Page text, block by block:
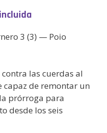
3 (3) — Poio
las cuerdas al
capaz de remontar un
prórroga para
desde los seis